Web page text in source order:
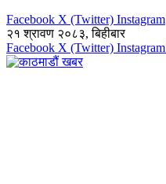
Facebook X (Twitter) Instagram
२१ श्रावण २०८३, बिहीबार
Facebook X (Twitter) Instagram